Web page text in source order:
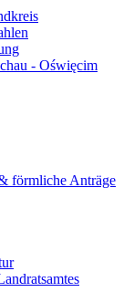
- Oświęcim
förmliche Anträge